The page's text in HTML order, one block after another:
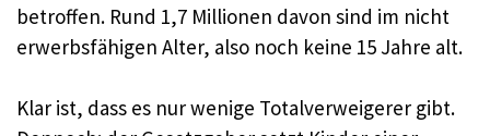
betroffen. Rund 1,7 Millionen davon sind im nicht
erwerbsfähigen Alter, also noch keine 15 Jahre alt.
Klar ist, dass es nur wenige Totalverweigerer gibt.